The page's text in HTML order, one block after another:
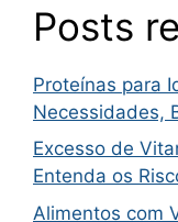
Posts
Proteínas para
Necessidades,
Excesso de
Entenda os
Alimentos com